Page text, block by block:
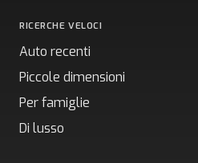
RICERCHE VELOCI
Auto recenti
Piccole dimensioni
Per famiglie
Di lusso